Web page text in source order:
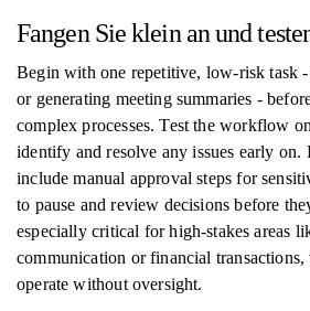
Fangen Sie klein an und
Begin with one repetitive, low-risk task -
or generating meeting summaries -
complex processes. Test the workflow
identify and resolve any issues early
include manual approval steps for
to pause and review decisions before
especially critical for high-stakes areas
communication or financial
operate without oversight.